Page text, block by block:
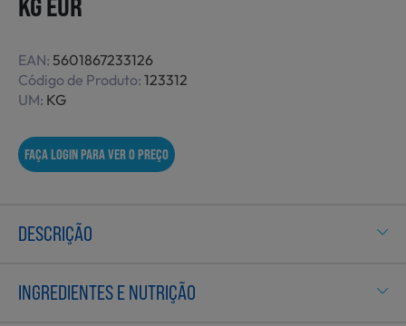
Refeições Prontas
EAN: 5601867233126
Código de Produto: 123312
UM: KG
FAÇA LOGIN PARA VER O PREÇO
DESCRIÇÃO
INGREDIENTES E NUTRIÇÃO